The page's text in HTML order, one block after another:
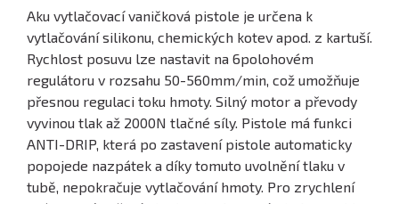
Aku vytlačovací vaničková pistole je určena k
vytlačování silikonu, chemických kotev apod. z kartuší.
Rychlost posuvu lze nastavit na 6polohovém
regulátoru v rozsahu 50-560mm/min, což umožňuje
přesnou regulaci toku hmoty. Silný motor a převody
vyvinou tlak až 2000N tlačné síly. Pistole má funkci
ANTI-DRIP, která po zastavení pistole automaticky
popojede nazpátek a díky tomuto uvolnění tlaku v
tubě, nepokračuje vytlačování hmoty. Pro zrychlení